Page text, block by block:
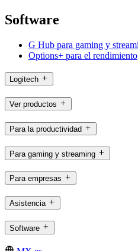
Software
G Hub para gaming y
Options+ para el rendimiento
Logitech
Ver productos
Para la productividad
Para gaming y streaming
Para empresas
Asistencia
Software